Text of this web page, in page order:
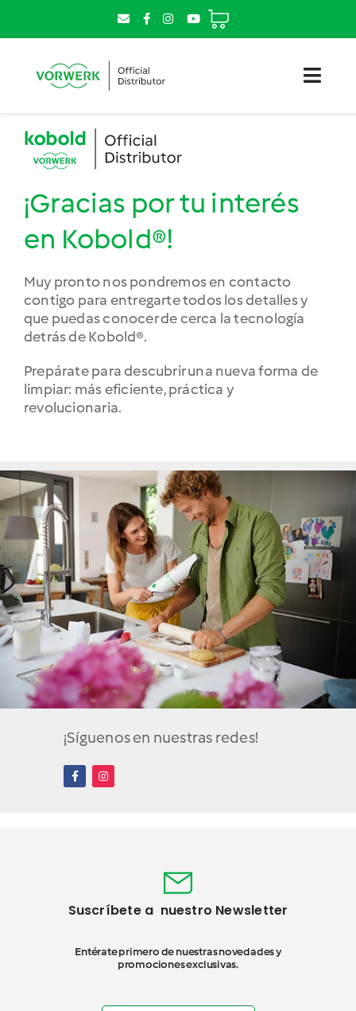
contenido
Tienda
Trabaja con nosotros
¡Gracias por tu interés
en Kobold®!
Muy pronto nos pondremos en contacto
contigo para entregarte todos los detalles y
que puedas conocer de cerca la tecnología
detrás de Kobold®.
Prepárate para descubrir una nueva forma de
limpiar: más eficiente, práctica y
revolucionaria.
¡Síguenos en nuestras redes!
Suscríbete a nuestro Newsletter
Entérate primero de nuestras novedades y
promociones exclusivas.